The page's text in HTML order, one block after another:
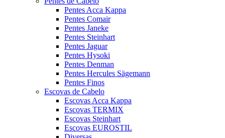
Pentes Acca Kappa
Pentes Comair
Pentes Janeke
Pentes Steinhart
Pentes Jaguar
Pentes Hysoki
Pentes Denman
Pentes Hercules Sägemann
Pentes Finos
Escovas de Cabelo
Escovas Acca Kappa
Escovas TERMIX
Escovas Steinhart
Escovas EUROSTIL